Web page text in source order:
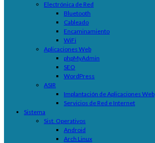
Electrónica de Red
Bluetooth
Cableado
Encaminamiento
WiFi
Aplicaciones Web
phpMyAdmin
SEO
WordPress
ASIR
Implantación de Aplicaciones Web
Servicios de Red e Internet
Sistema
Sist. Operativos
Android
Arch Linux